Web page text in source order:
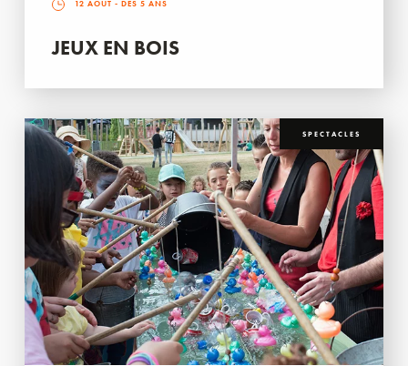
12 AOÛT - DÈS 5 ANS
JEUX EN BOIS
SPECTACLES